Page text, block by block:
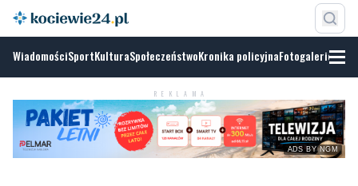
WiadomościSportKulturaSpołeczeństwoKronika policyjnaFotogalerie
REKLAMA
ADS BY NGM